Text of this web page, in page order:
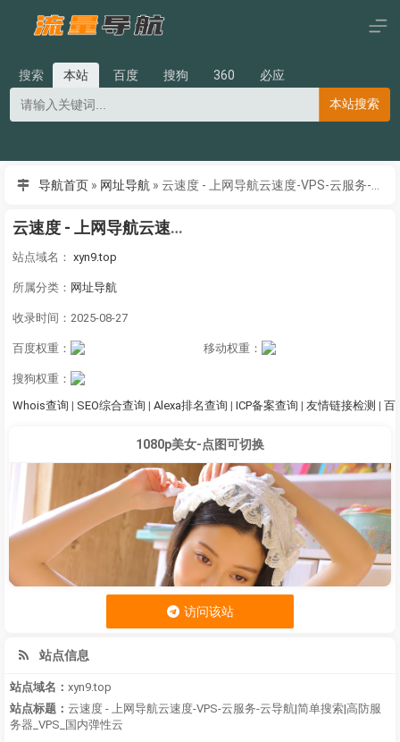
搜索 本站 百度 搜狗 360
必应
本站搜索
导航首页 » 网址导航 »
云速度 - 上网导航云速度-VPS-云服务-云导航|简单搜索|高防服务器_VPS_国内弹性云
站点域名： xyn9.top
所属分类： 网址导航
收录时间：2025-08-27
百度权重： 移动权重：
搜狗权重：
Whois查询 | SEO综合查询 | Alexa排名查询 | ICP备案查询 | 友情链接检测 | 百
1080p美女-点图可切换
访问该站
站点信息
站点域名： xyn9.top
站点标题： 云速度 - 上网导航云速度-VPS-云服务-云导航|简单搜索|高防服
务器_VPS_国内弹性云